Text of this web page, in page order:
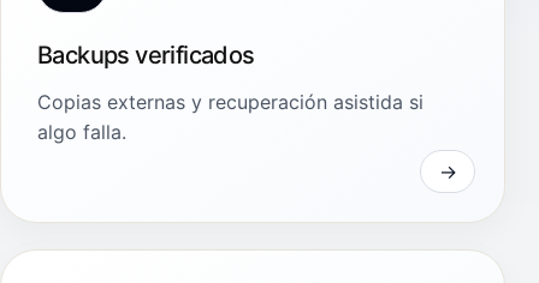
Backups verificados
Copias externas y recuperación asistida si
algo falla.